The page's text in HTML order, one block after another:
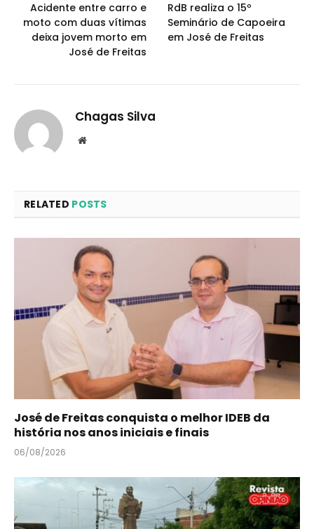
Acidente entre carro e
moto com duas vítimas
deixa jovem morto em
José de Freitas
RdB realiza o 15º
Seminário de Capoeira
em José de Freitas
Chagas Silva
Website
RELATED POSTS
José de Freitas conquista o melhor IDEB da
história nos anos iniciais e finais
06/08/2026